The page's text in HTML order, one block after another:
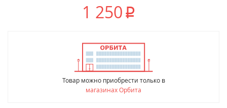
1 250 p
Товар можно приобрести только в
магазинах Орбита